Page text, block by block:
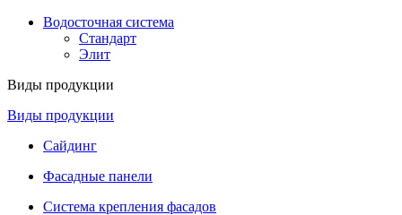
Водосточная система
Стандарт
Элит
Виды продукции
Виды продукции
Сайдинг
Фасадные панели
Система крепления фасадов